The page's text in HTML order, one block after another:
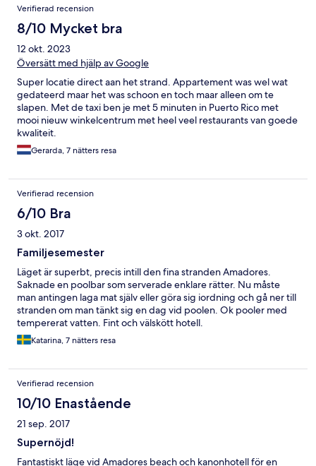
Verifierad recension
8/10 Mycket bra
12 okt. 2023
Översätt med hjälp av Google
Super locatie direct aan het strand. Appartement was wel wat
gedateerd maar het was schoon en toch maar alleen om te
slapen. Met de taxi ben je met 5 minuten in Puerto Rico met
mooi nieuw winkelcentrum met heel veel restaurants van goede
kwaliteit.
Gerarda, 7 nätters resa
Verifierad recension
6/10 Bra
3 okt. 2017
Familjesemester
Läget är superbt, precis intill den fina stranden Amadores.
Saknade en poolbar som serverade enklare rätter. Nu måste
man antingen laga mat själv eller göra sig iordning och gå ner till
stranden om man tänkt sig en dag vid poolen. Ok pooler med
tempererat vatten. Fint och välskött hotell.
Katarina, 7 nätters resa
Verifierad recension
10/10 Enastående
21 sep. 2017
Supernöjd!
Fantastiskt läge vid Amadores beach och kanonhotell för en